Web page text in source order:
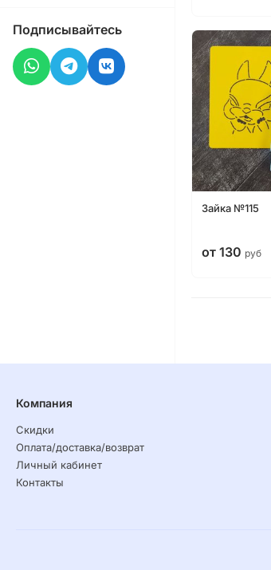
Подписывайтесь
Зайка №115
от 130 руб
Компания
Скидки
Оплата/доставка/возврат
Личный кабинет
Контакты